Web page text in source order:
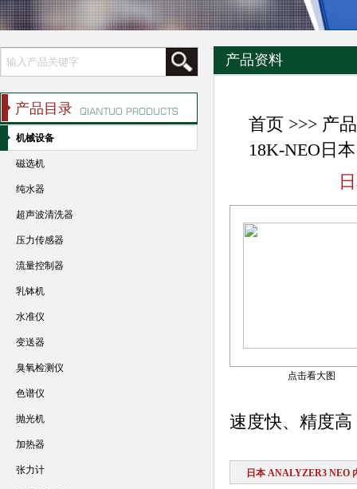
产品资料
首页 >>> 产
18K-NEO日
点击看大图
速度快、精度
日本 ANALYZER3 NEO
产品目录
机械设备
磁选机
纯水器
超声波清洗器
压力传感器
流量控制器
乳钵机
水准仪
变送器
臭氧检测仪
色谱仪
抛光机
加热器
张力计